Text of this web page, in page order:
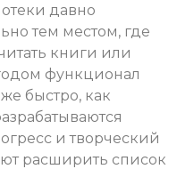
давно
тем местом, где
книги или
функционал
быстро, как
и творческий
расширить список